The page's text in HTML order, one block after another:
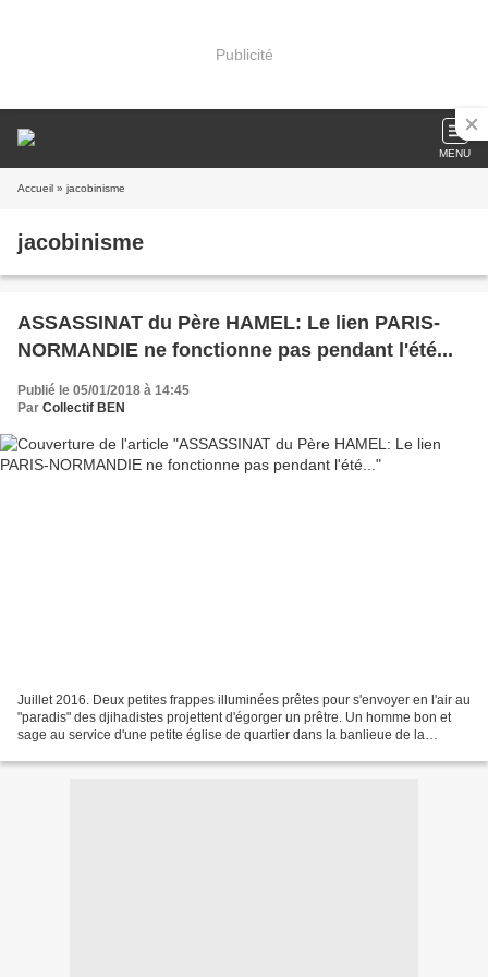
Publicité
MENU
Accueil » jacobinisme
jacobinisme
ASSASSINAT du Père HAMEL: Le lien PARIS-
NORMANDIE ne fonctionne pas pendant l'été...
Publié le 05/01/2018 à 14:45
Par Collectif BEN
Juillet 2016. Deux petites frappes illuminées prêtes pour s'envoyer en l'air au
"paradis" des djihadistes projettent d'égorger un prêtre. Un homme bon et
sage au service d'une petite église de quartier dans la banlieue de la